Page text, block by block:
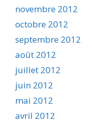
novembre 2012
octobre 2012
septembre 2012
août 2012
juillet 2012
juin 2012
mai 2012
avril 2012